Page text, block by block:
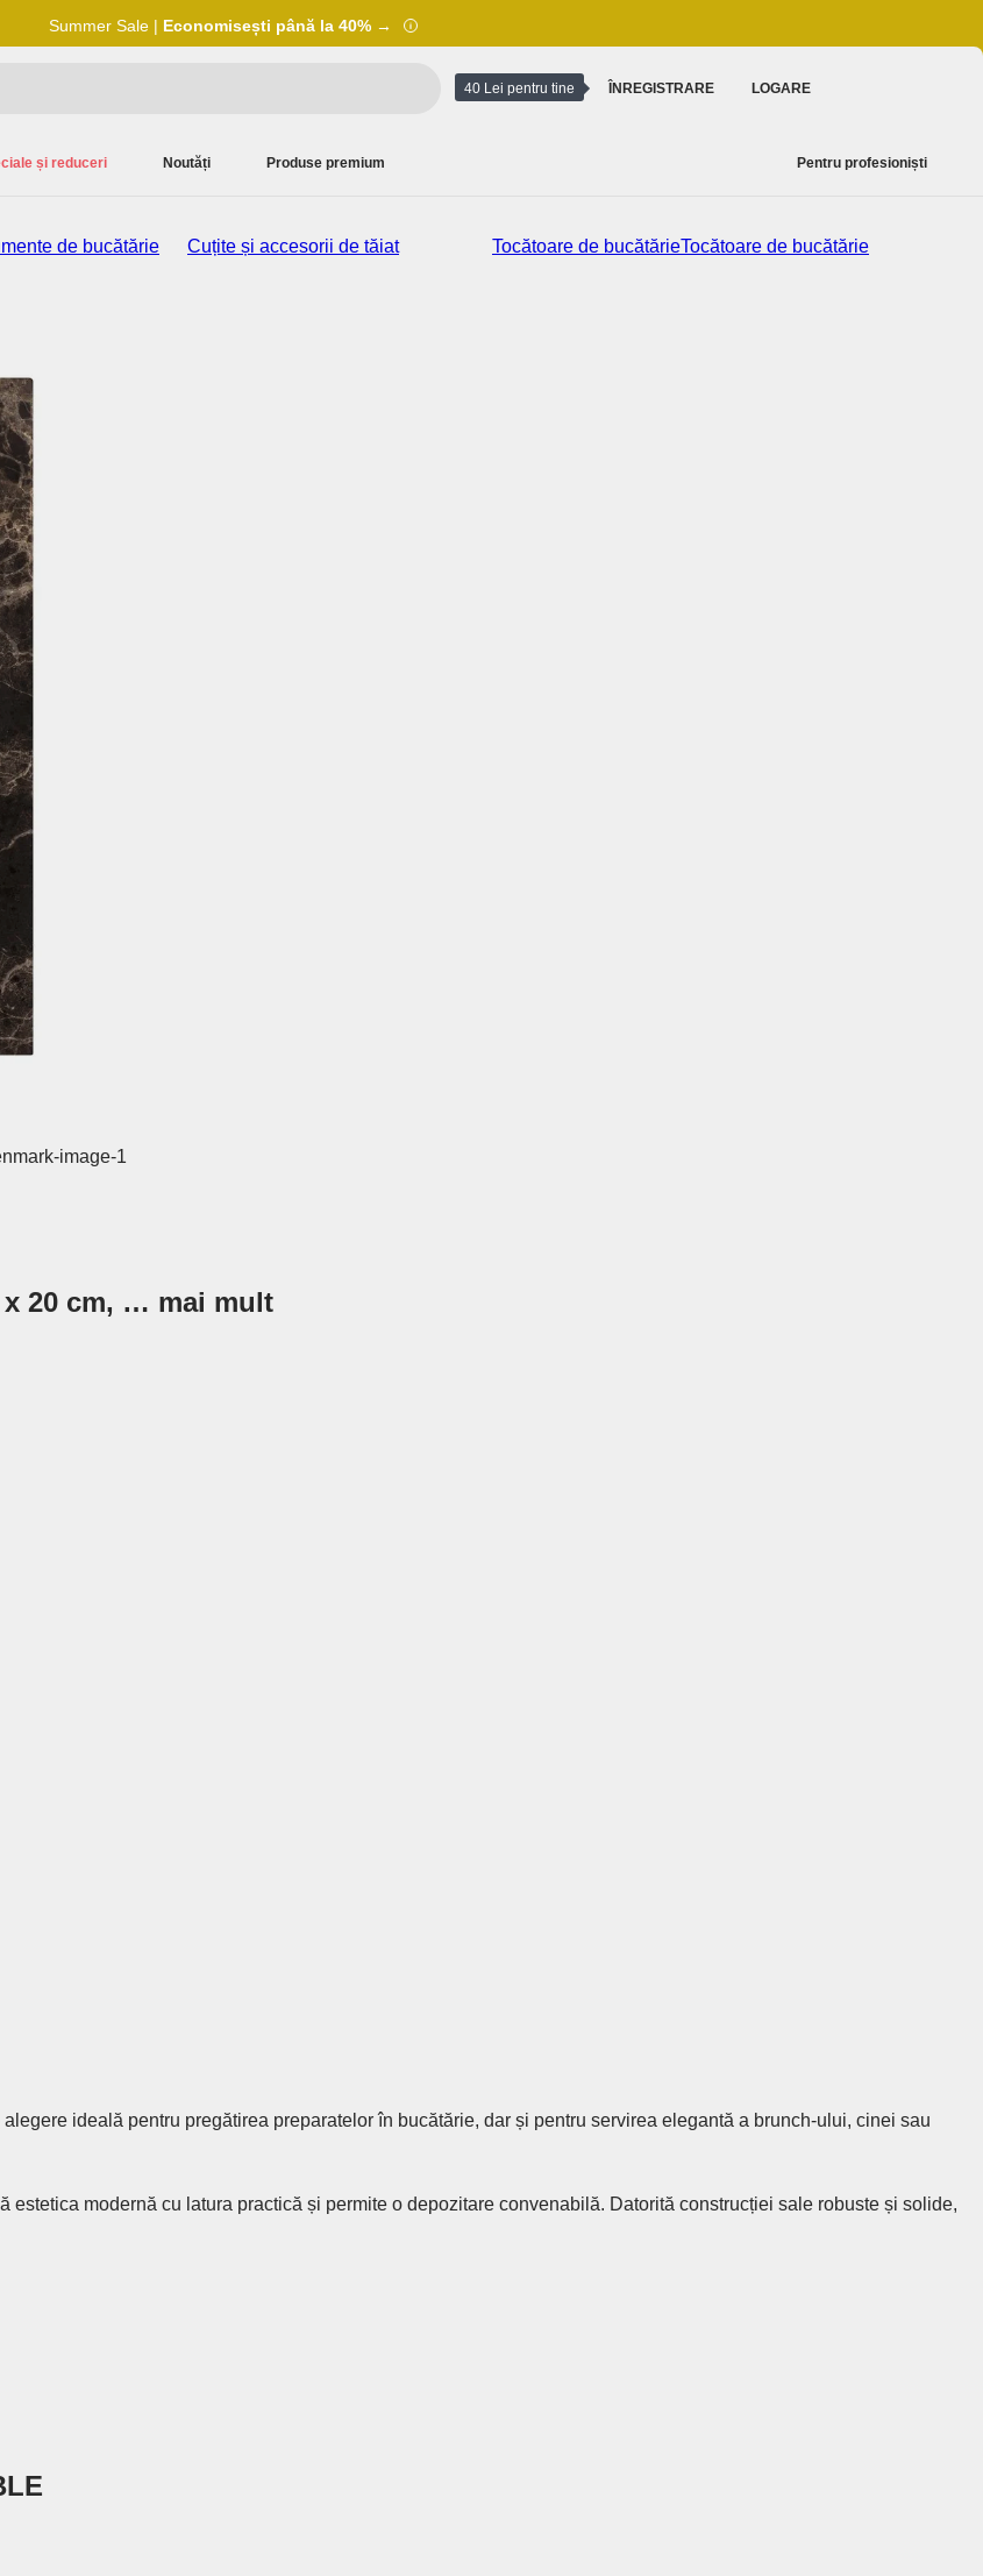
Summer Sale | Economisești până la 40% →
40 Lei pentru tine ÎNREGISTRARE LOGARE
și reduceri Noutăți Produse premium Pentru profesioniști
de bucătărie Cuțite și accesorii de tăiat Tocătoare de bucătărieTocătoare de bucătărie
20 cm, … mai mult
ideală pentru pregătirea preparatelor în bucătărie, dar și pentru servirea elegantă a brunch-ului, cinei sau
modernă cu latura practică și permite o depozitare convenabilă. Datorită construcției sale robuste și solide,